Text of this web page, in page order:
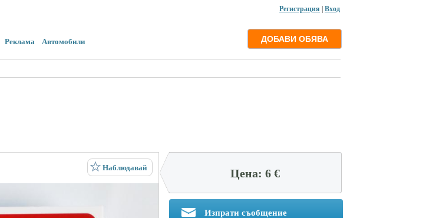
Регистрация Вход
Реклама Автомобили
Наблюдавай Цена: 6 €
Изпрати съобщение